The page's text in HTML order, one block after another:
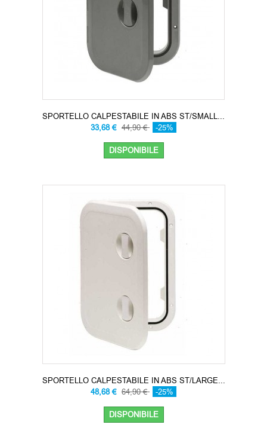
SPORTELLO CALPESTABILE IN ABS ST/SMALL...
33,68 € 44,90 € -25%
DISPONIBILE
SPORTELLO CALPESTABILE IN ABS ST/LARGE...
48,68 € 64,90 € -25%
DISPONIBILE